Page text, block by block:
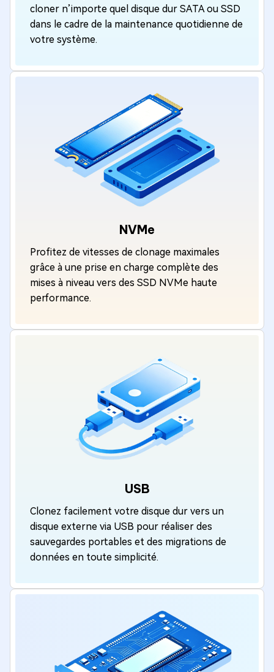
cloner n’importe quel disque dur SATA ou SSD
dans le cadre de la maintenance quotidienne de
votre système.
NVMe
Profitez de vitesses de clonage maximales
grâce à une prise en charge complète des
mises à niveau vers des SSD NVMe haute
performance.
USB
Clonez facilement votre disque dur vers un
disque externe via USB pour réaliser des
sauvegardes portables et des migrations de
données en toute simplicité.